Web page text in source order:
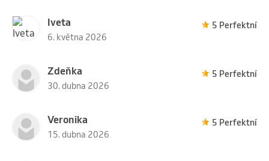
Iveta
6. května 2026
5 Perfektní
Zdeňka
30. dubna 2026
5 Perfektní
Veronika
15. dubna 2026
5 Perfektní